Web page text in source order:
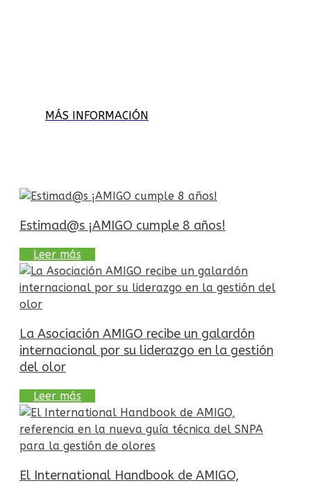
MÁS INFORMACIÓN
Estimad@s ¡AMIGO cumple 8 años!
Leer más
La Asociación AMIGO recibe un galardón
internacional por su liderazgo en la gestión
del olor
Leer más
El International Handbook de AMIGO,